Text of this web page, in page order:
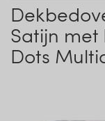
Satijn
Dots